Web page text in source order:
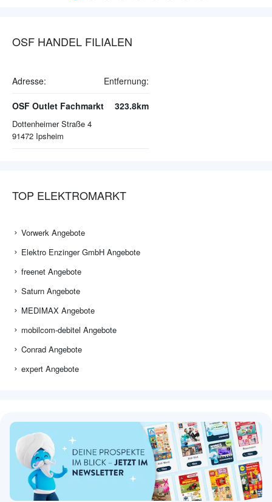
OSF HANDEL FILIALEN
Adresse: Entfernung:
OSF Outlet Fachmarkt
Dottenheimer Straße 4
91472 Ipsheim
323.8km
TOP ELEKTROMARKT
Vorwerk Angebote
Elektro Enzinger GmbH Angebote
freenet Angebote
Saturn Angebote
MEDIMAX Angebote
mobilcom-debitel Angebote
Conrad Angebote
expert Angebote